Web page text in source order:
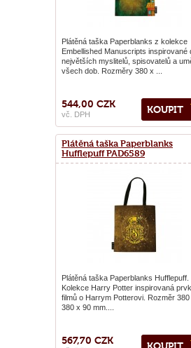
Plátěná taška Paperblanks z kolekce
Embellished Manuscripts inspirované
největších myslitelů, spisovatelů a
všech dob. Rozměry 380 x ...
KOUPIT
544,00 CZK
vč. DPH
Plátěná taška Paperblanks
Hufflepuff PAD6589
Plátěná taška Paperblanks Hufflepuff.
Kolekce Harry Potter inspirovaná
filmů o Harrym Potterovi. Rozměr
380 x 90 mm....
KOUPIT
567,70 CZK